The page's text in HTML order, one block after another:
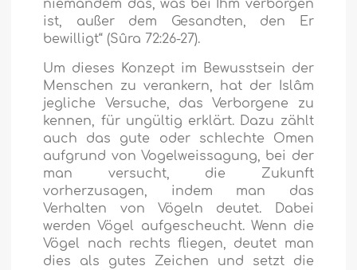
niemandem das, was bei Ihm verborgen
ist, außer dem Gesandten, den Er
bewilligt“ (Sûra 72:26-27).
Um dieses Konzept im Bewusstsein der
Menschen zu verankern, hat der Islâm
jegliche Versuche, das Verborgene zu
kennen, für ungültig erklärt. Dazu zählt
auch das gute oder schlechte Omen
aufgrund von Vogelweissagung, bei der
man versucht, die Zukunft
vorherzusagen, indem man das
Verhalten von Vögeln deutet. Dabei
werden Vögel aufgescheucht. Wenn die
Vögel nach rechts fliegen, deutet man
dies als gutes Zeichen und setzt die